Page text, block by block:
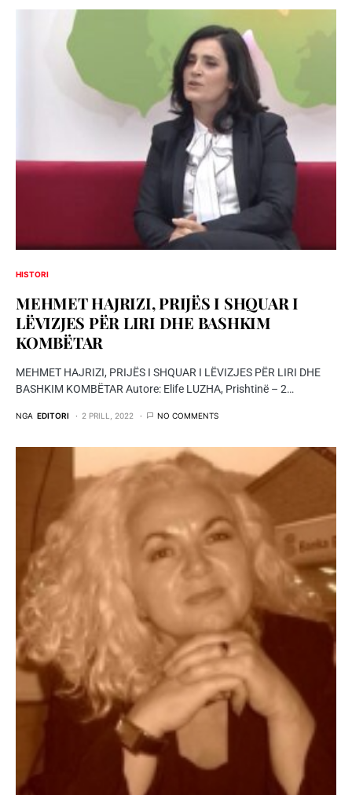
HISTORI
MEHMET HAJRIZI, PRIJËS I SHQUAR I
LËVIZJES PËR LIRI DHE BASHKIM
KOMBËTAR
MEHMET HAJRIZI, PRIJËS I SHQUAR I LËVIZJES PËR LIRI DHE
BASHKIM KOMBËTAR Autore: Elife LUZHA, Prishtinë – 2…
NGA EDITORI 2 PRILL, 2022 NO COMMENTS